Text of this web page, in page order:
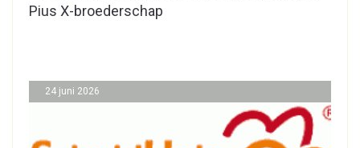
Pius X-broederschap
24 juni 2026